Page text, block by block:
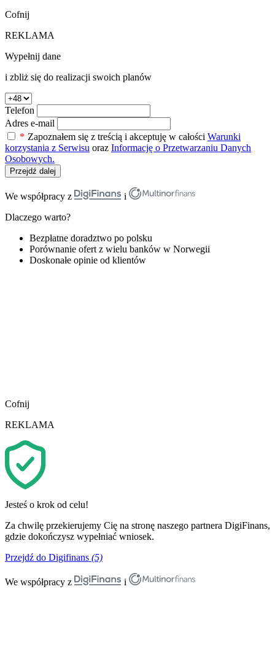
Cofnij
REKLAMA
Wypełnij dane
i zbliż się do realizacji swoich planów
Telefon
Adres e-mail
* Zapoznałem się z treścią i akceptuję w całości Warunki
korzystania z Serwisu oraz Informację o Przetwarzaniu Danych
Osobowych.
Przejdź dalej
We współpracy z
i
Dlaczego warto?
Bezpłatne doradztwo po polsku
Porównanie ofert z wielu banków w Norwegii
Doskonałe opinie od klientów
Cofnij
REKLAMA
Jesteś o krok od celu!
Za chwilę przekierujemy Cię na stronę naszego partnera DigiFinans,
gdzie dokończysz wypełniać wniosek.
Przejdź do Digifinans (5)
We współpracy z i